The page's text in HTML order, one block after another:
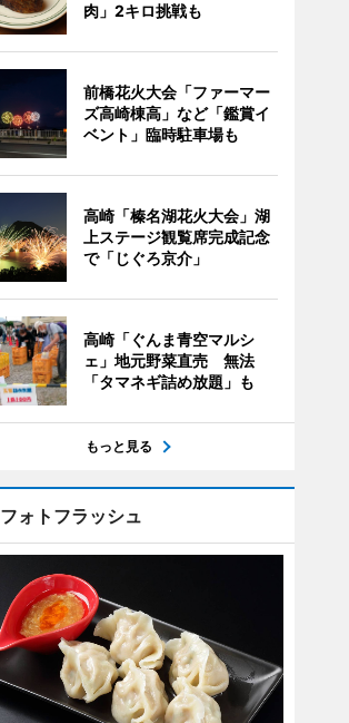
肉」2キロ挑戦も
前橋花火大会「ファーマー
ズ高崎棟高」など「鑑賞イ
ベント」臨時駐車場も
高崎「榛名湖花火大会」湖
上ステージ観覧席完成記念
で「じぐろ京介」
高崎「ぐんま青空マルシ
ェ」地元野菜直売 無法
「タマネギ詰め放題」も
もっと見る
フォトフラッシュ